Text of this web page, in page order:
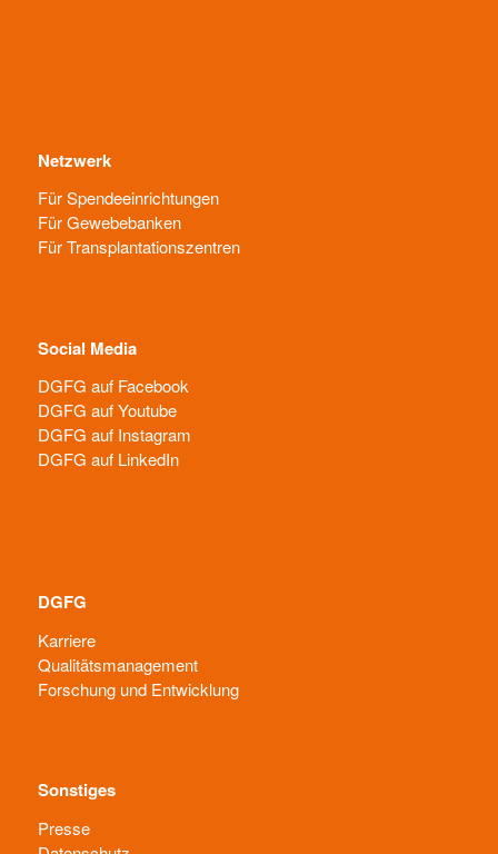
Netzwerk
Für Spendeeinrichtungen
Für Gewebebanken
Für Transplantationszentren
Social Media
DGFG auf Facebook
DGFG auf Youtube
DGFG auf Instagram
DGFG auf LinkedIn
DGFG
Karriere
Qualitätsmanagement
Forschung und Entwicklung
Sonstiges
Presse